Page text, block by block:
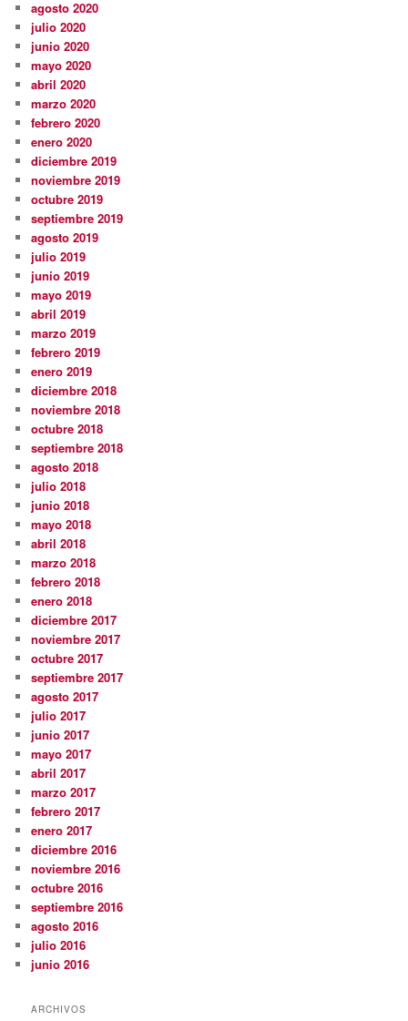
agosto 2020
julio 2020
junio 2020
mayo 2020
abril 2020
marzo 2020
febrero 2020
enero 2020
diciembre 2019
noviembre 2019
octubre 2019
septiembre 2019
agosto 2019
julio 2019
junio 2019
mayo 2019
abril 2019
marzo 2019
febrero 2019
enero 2019
diciembre 2018
noviembre 2018
octubre 2018
septiembre 2018
agosto 2018
julio 2018
junio 2018
mayo 2018
abril 2018
marzo 2018
febrero 2018
enero 2018
diciembre 2017
noviembre 2017
octubre 2017
septiembre 2017
agosto 2017
julio 2017
junio 2017
mayo 2017
abril 2017
marzo 2017
febrero 2017
enero 2017
diciembre 2016
noviembre 2016
octubre 2016
septiembre 2016
agosto 2016
julio 2016
junio 2016
ARCHIVOS